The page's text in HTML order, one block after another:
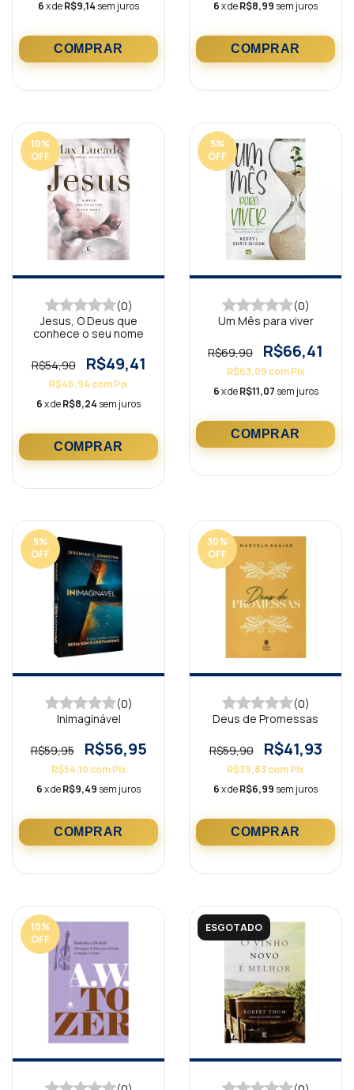
6x deR$9,14 sem juros 6x deR$8,99 sem juros
10%
OFF
(0)
Jesus, O Deus que
conhece o seu nome
R$54,90 R$49,41
R$46,94 comPix
6x deR$8,24 sem juros
5%
OFF
(0)
Um Mês para viver
R$69,90 R$66,41
R$63,09 com Pix
6x deR$11,07 sem juros
5%
OFF
(0)
Inimaginável
R$59,95 R$56,95
R$54,10 com Pix
6x deR$9,49 sem juros
30%
OFF
(0)
Deus de Promessas
R$59,90 R$41,93
R$39,83comPix
6x deR$6,99 sem juros
10%
OFF
ESGOTADO